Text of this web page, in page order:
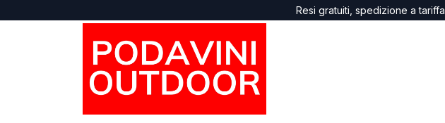
Resi gratuiti, spedizione a